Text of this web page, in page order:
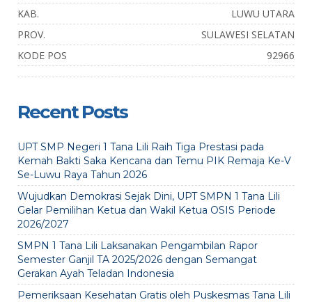
KAB.
LUWU UTARA
PROV.
SULAWESI SELATAN
KODE POS
92966
Recent Posts
UPT SMP Negeri 1 Tana Lili Raih Tiga Prestasi pada
Kemah Bakti Saka Kencana dan Temu PIK Remaja Ke-V
Se-Luwu Raya Tahun 2026
Wujudkan Demokrasi Sejak Dini, UPT SMPN 1 Tana Lili
Gelar Pemilihan Ketua dan Wakil Ketua OSIS Periode
2026/2027
SMPN 1 Tana Lili Laksanakan Pengambilan Rapor
Semester Ganjil TA 2025/2026 dengan Semangat
Gerakan Ayah Teladan Indonesia
Pemeriksaan Kesehatan Gratis oleh Puskesmas Tana Lili